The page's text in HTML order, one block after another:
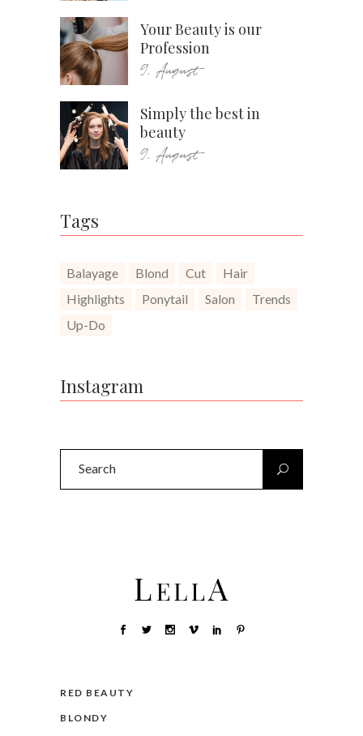
Your Beauty is our
Profession
9. August
Simply the best in
beauty
9. August
Tags
Balayage Blond Cut
Hair
Highlights
Ponytail Salon
Trends
Up-Do
Instagram
RED BEAUTY
BLONDY